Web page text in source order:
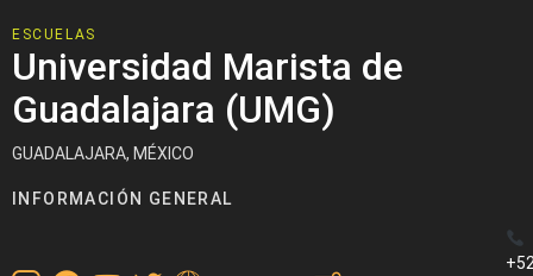
ESCUELAS
Universidad Marista de
Guadalajara (UMG)
GUADALAJARA, MÉXICO
INFORMACIÓN GENERAL